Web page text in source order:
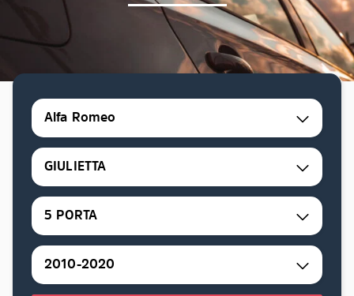
Alfa Romeo
GIULIETTA
5 PORTA
2010-2020